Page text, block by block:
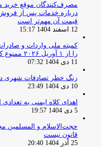
مصرف‌کنندگان موقع خرید
درباره خدمات پس از فروش
قیمت آن مهم‌تر است
12 اسفند 1404 15:17
کمیته ملی واردات و
را از ۱ آوریل ۲۰۲۶ ممنوع کرد
11 دی 1404 07:32
زنگ خطر تصادفات شهری در
10 دی 1404 23:49
اهدای کلاه ایمنی به
5 دی 1404 19:57
حجت‌الاسلام و المسلمین
قانون نیست
25 آذر 1404 20:40